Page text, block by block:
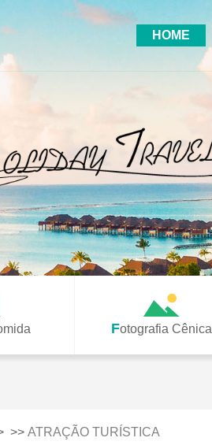
HOME
Fotografia Cênica
>> ATRAÇÃO TURÍSTICA